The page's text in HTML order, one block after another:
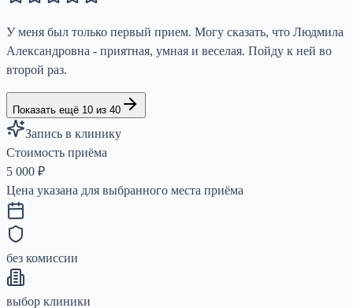
У меня был только первый прием. Могу сказать, что Людмила
Александровна - приятная, умная и веселая. Пойду к ней во
второй раз.
Показать ещё 10 из 40
Запись в клинику
Стоимость приёма
5 000 ₽
Цена указана для выбранного места приёма
без комиссии
выбор клиники